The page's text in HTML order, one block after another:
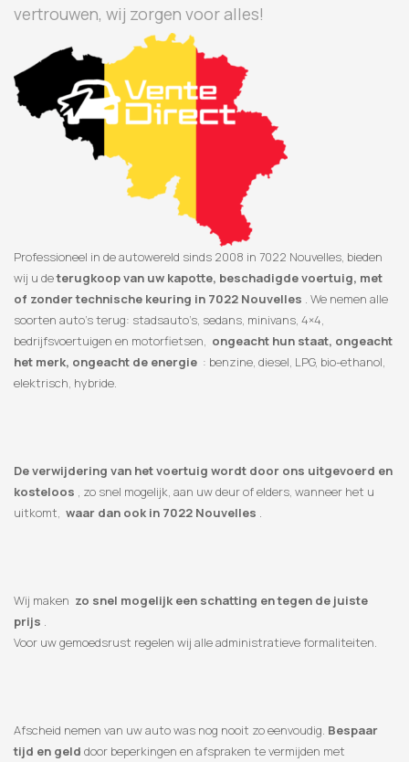
vertrouwen, wij zorgen voor alles!
Professioneel in de autowereld sinds 2008 in 7022 Nouvelles, bieden
wij u deterugkoop van uw kapotte, beschadigde voertuig, met
of zonder technische keuring in 7022 Nouvelles . We nemen alle
soorten auto’s terug: stadsauto’s, sedans, minivans, 4×4,
bedrijfsvoertuigen en motorfietsen, ongeacht hun staat, ongeacht
het merk, ongeacht de energie : benzine, diesel, LPG, bio-ethanol,
elektrisch, hybride.
De verwijdering van het voertuig wordt door ons uitgevoerd en
kosteloos , zo snel mogelijk, aan uw deur of elders, wanneer het u
uitkomt, waar dan ook in 7022 Nouvelles .
Wij maken zo snel mogelijk een schatting en tegen de juiste
prijs .
Voor uw gemoedsrust regelen wij alle administratieve formaliteiten.
Afscheid nemen van uw auto was nog nooit zo eenvoudig. Bespaar
tijd en geld door beperkingen en afspraken te vermijden met